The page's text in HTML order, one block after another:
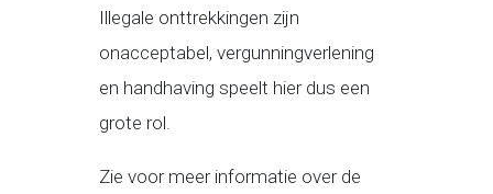
Illegale onttrekkingen zijn
onacceptabel, vergunningverlening
en handhaving speelt hier dus een
grote rol.
Zie voor meer informatie over de